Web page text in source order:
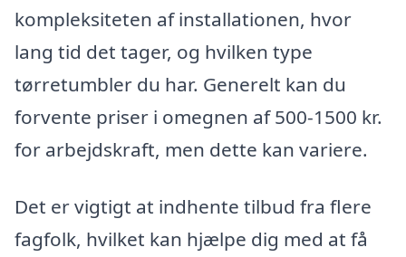
kompleksiteten af installationen, hvor
lang tid det tager, og hvilken type
tørretumbler du har. Generelt kan du
forvente priser i omegnen af 500-1500 kr.
for arbejdskraft, men dette kan variere.
Det er vigtigt at indhente tilbud fra flere
fagfolk, hvilket kan hjælpe dig med at få